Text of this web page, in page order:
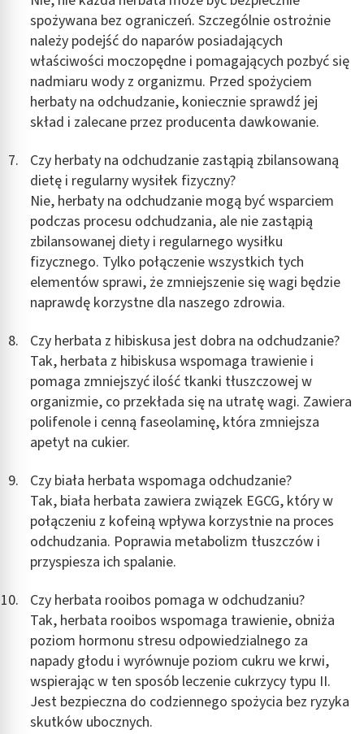
spożywana bez ograniczeń. Szczególnie ostrożnie
należy podejść do naparów posiadających
właściwości moczopędne i pomagających pozbyć się
nadmiaru wody z organizmu. Przed spożyciem
herbaty na odchudzanie, koniecznie sprawdź jej
skład i zalecane przez producenta dawkowanie.
Czy herbaty na odchudzanie zastąpią zbilansowaną
dietę i regularny wysiłek fizyczny?
Nie, herbaty na odchudzanie mogą być wsparciem
podczas procesu odchudzania, ale nie zastąpią
zbilansowanej diety i regularnego wysiłku
fizycznego. Tylko połączenie wszystkich tych
elementów sprawi, że zmniejszenie się wagi będzie
naprawdę korzystne dla naszego zdrowia.
Czy herbata z hibiskusa jest dobra na odchudzanie?
Tak, herbata z hibiskusa wspomaga trawienie i
pomaga zmniejszyć ilość tkanki tłuszczowej w
organizmie, co przekłada się na utratę wagi. Zawiera
polifenole i cenną faseolaminę, która zmniejsza
apetyt na cukier.
Czy biała herbata wspomaga odchudzanie?
Tak, biała herbata zawiera związek EGCG, który w
połączeniu z kofeiną wpływa korzystnie na proces
odchudzania. Poprawia metabolizm tłuszczów i
przyspiesza ich spalanie.
Czy herbata rooibos pomaga w odchudzaniu?
Tak, herbata rooibos wspomaga trawienie, obniża
poziom hormonu stresu odpowiedzialnego za
napady głodu i wyrównuje poziom cukru we krwi,
wspierając w ten sposób leczenie cukrzycy typu II.
Jest bezpieczna do codziennego spożycia bez ryzyka
skutków ubocznych.